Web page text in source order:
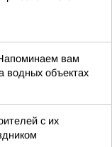
вам
водных объектах
с их